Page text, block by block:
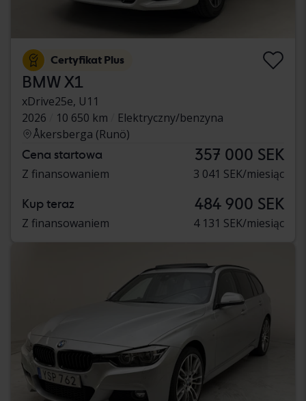
Certyfikat Plus
BMW X1
xDrive25e, U11
2026
10 650 km
Elektryczny/benzyna
Åkersberga (Runö)
Cena startowa 357 000 SEK
Z finansowaniem 3 041 SEK/miesiąc
Kup teraz 484 900 SEK
Z finansowaniem 4 131 SEK/miesiąc